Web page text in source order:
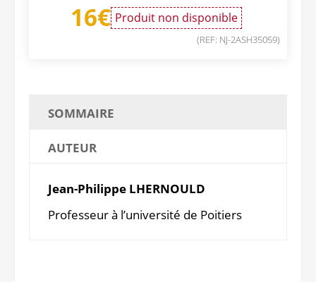
16€ Produit non disponible
(REF: NJ-2ASH35059)
SOMMAIRE
AUTEUR
Jean-Philippe LHERNOULD
Professeur à l’université de Poitiers